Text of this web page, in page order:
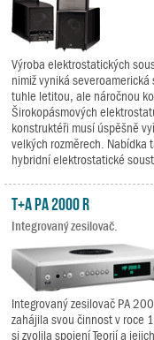
Výroba elektrostatických
nimiž vyniká
tuhle letitou, ale náročnou
Širokopásmových
konstruktéři musí úspěšně
velkých rozměrech. Nabídka
hybridní elektrostatické
T+A PA 2000 R
Integrovaný zesilovač.
Integrovaný zesilovač PA
zahájila svou činnost v roce
si zvolila spojení Teorií a